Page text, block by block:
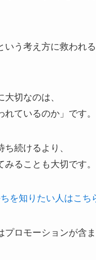
いう考え方に救われ
切なのは、
れているのか」です。
続けるより、
みることも大切です。
を知りたい人はこち
ロモーションが含ま